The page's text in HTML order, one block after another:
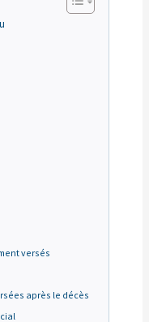
versés
après le décès